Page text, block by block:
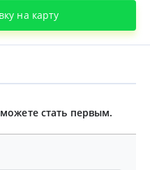
на карту
стать первым.